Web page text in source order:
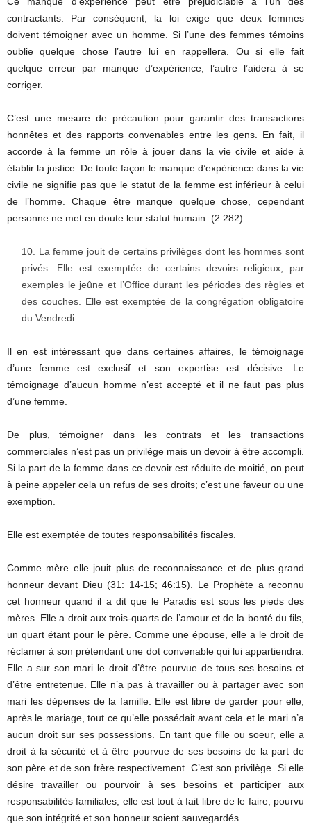
contractants. Par conséquent, la loi exige que deux femmes
doivent témoigner avec un homme. Si l’une des femmes témoins
oublie quelque chose l’autre lui en rappellera. Ou si elle fait
quelque erreur par manque d’expérience, l’autre l’aidera à se
corriger.
C’est une mesure de précaution pour garantir des transactions
honnêtes et des rapports convenables entre les gens. En fait, il
accorde à la femme un rôle à jouer dans la vie civile et aide à
établir la justice. De toute façon le manque d’expérience dans la vie
civile ne signifie pas que le statut de la femme est inférieur à celui
de l’homme. Chaque être manque quelque chose, cependant
personne ne met en doute leur statut humain. (2:282)
La femme jouit de certains privilèges dont les hommes sont
privés. Elle est exemptée de certains devoirs religieux; par
exemples le jeûne et l’Office durant les périodes des règles et
des couches. Elle est exemptée de la congrégation obligatoire
du Vendredi.
Il en est intéressant que dans certaines affaires, le témoignage
d’une femme est exclusif et son expertise est décisive. Le
témoignage d’aucun homme n’est accepté et il ne faut pas plus
d’une femme.
De plus, témoigner dans les contrats et les transactions
commerciales n’est pas un privilège mais un devoir à être accompli.
Si la part de la femme dans ce devoir est réduite de moitié, on peut
à peine appeler cela un refus de ses droits; c’est une faveur ou une
exemption.
Elle est exemptée de toutes responsabilités fiscales.
Comme mère elle jouit plus de reconnaissance et de plus grand
honneur devant Dieu (31: 14-15; 46:15). Le Prophète a reconnu
cet honneur quand il a dit que le Paradis est sous les pieds des
mères. Elle a droit aux trois-quarts de l’amour et de la bonté du fils,
un quart étant pour le père. Comme une épouse, elle a le droit de
réclamer à son prétendant une dot convenable qui lui appartiendra.
Elle a sur son mari le droit d’être pourvue de tous ses besoins et
d’être entretenue. Elle n’a pas à travailler ou à partager avec son
mari les dépenses de la famille. Elle est libre de garder pour elle,
après le mariage, tout ce qu’elle possédait avant cela et le mari n’a
aucun droit sur ses possessions. En tant que fille ou soeur, elle a
droit à la sécurité et à être pourvue de ses besoins de la part de
son père et de son frère respectivement. C’est son privilège. Si elle
désire travailler ou pourvoir à ses besoins et participer aux
responsabilités familiales, elle est tout à fait libre de le faire, pourvu
que son intégrité et son honneur soient sauvegardés.